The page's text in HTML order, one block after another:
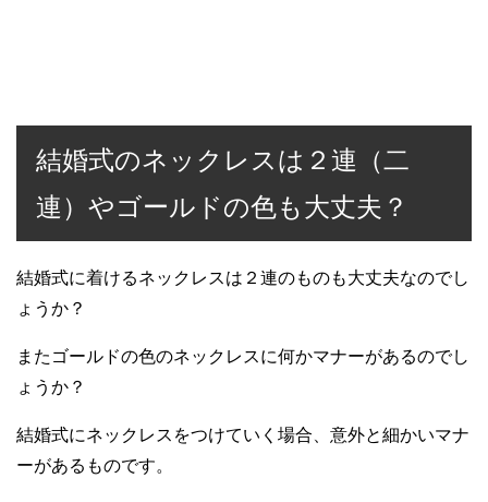
結婚式のネックレスは２連（二
連）やゴールドの色も大丈夫？
結婚式に着けるネックレスは２連のものも大丈夫なのでし
ょうか？
またゴールドの色のネックレスに何かマナーがあるのでし
ょうか？
結婚式にネックレスをつけていく場合、意外と細かいマナ
ーがあるものです。